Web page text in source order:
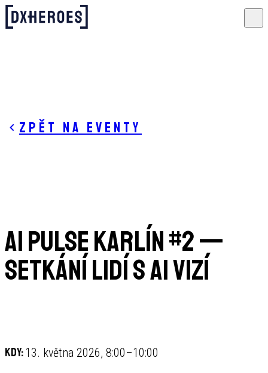
Zpět na eventy
AI Pulse Karlín #2 —
Setkání lidí s AI vizí
Kdy:13. května 2026, 8:00–10:00